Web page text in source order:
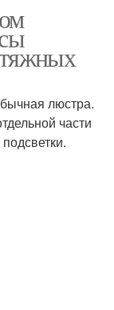
потолку
люстра.
части